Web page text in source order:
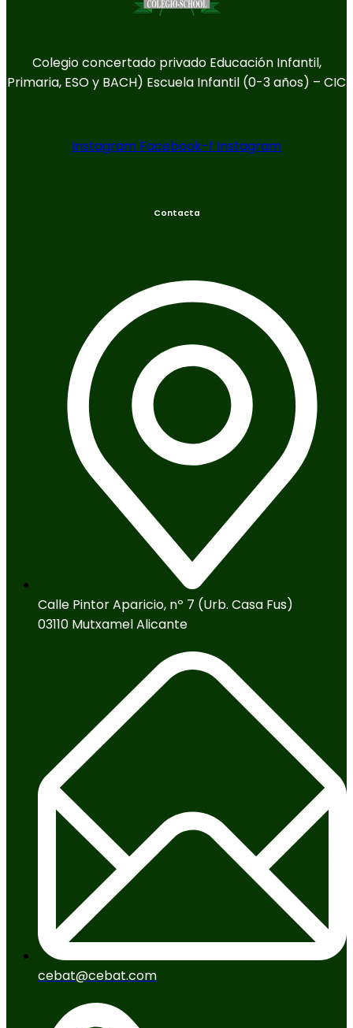
Colegio concertado privado Educación Infantil,
Primaria, ESO y BACH) Escuela Infantil (0-3 años) – CIC
Instagram Facebook-f Instagram
Contacta
Calle Pintor Aparicio, nº 7 (Urb. Casa Fus)
03110 Mutxamel Alicante
cebat@cebat.com